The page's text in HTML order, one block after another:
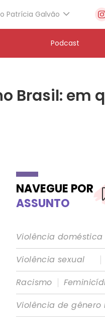
Patrícia Galvão
Podcast
Brasil: em
NAVEGUE POR
ASSUNTO
Violência
Violência sexual
|
Racismo |
Violência de gênero